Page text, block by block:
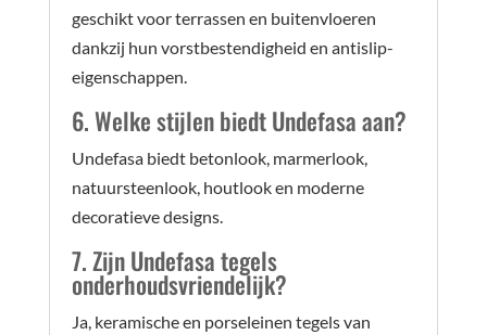
geschikt voor terrassen en buitenvloeren
dankzij hun vorstbestendigheid en antislip-
eigenschappen.
6. Welke stijlen biedt Undefasa aan?
Undefasa biedt betonlook, marmerlook,
natuursteenlook, houtlook en moderne
decoratieve designs.
7. Zijn Undefasa tegels
onderhoudsvriendelijk?
Ja, keramische en porseleinen tegels van